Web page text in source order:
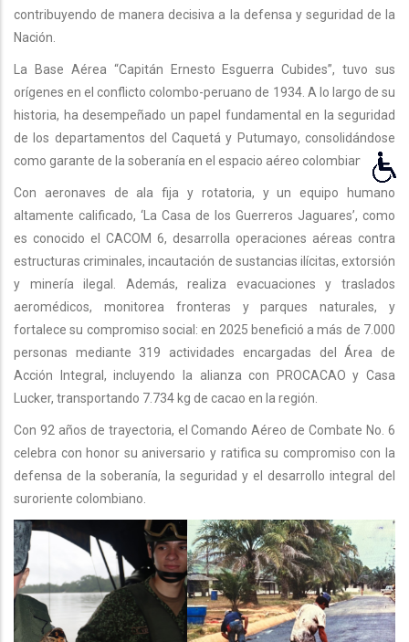
contribuyendo de manera decisiva a la defensa y seguridad de la
Nación.
La Base Aérea “Capitán Ernesto Esguerra Cubides”, tuvo sus
orígenes en el conflicto colombo-peruano de 1934. A lo largo de su
historia, ha desempeñado un papel fundamental en la seguridad
de los departamentos del Caquetá y Putumayo, consolidándose
como garante de la soberanía en el espacio aéreo colombiano.
Con aeronaves de ala fija y rotatoria, y un equipo humano
altamente calificado, ‘La Casa de los Guerreros Jaguares’, como
es conocido el CACOM 6, desarrolla operaciones aéreas contra
estructuras criminales, incautación de sustancias ilícitas, extorsión
y minería ilegal. Además, realiza evacuaciones y traslados
aeromédicos, monitorea fronteras y parques naturales, y
fortalece su compromiso social: en 2025 benefició a más de 7.000
personas mediante 319 actividades encargadas del Área de
Acción Integral, incluyendo la alianza con PROCACAO y Casa
Lucker, transportando 7.734 kg de cacao en la región.
Con 92 años de trayectoria, el Comando Aéreo de Combate No. 6
celebra con honor su aniversario y ratifica su compromiso con la
defensa de la soberanía, la seguridad y el desarrollo integral del
suroriente colombiano.